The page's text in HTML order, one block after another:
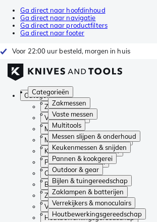
Ga direct naar hoofdinhoud
Ga direct naar navigatie
Ga direct naar productfilters
Ga direct naar footer
Voor 22:00 uur besteld, morgen in huis
Categorieën
Zakmessen
Vaste messen
Multitools
Messen slijpen & onderhoud
Keukenmessen & snijden
Pannen & kookgerei
Outdoor & gear
Bijlen & tuingereedschap
Zaklampen & batterijen
Verrekijkers & monoculairs
Houtbewerkingsgereedschap
Categorieën
Zakmessen
Vaste messen
Multitools
Messen slijpen & onderhoud
Keukenmessen & snijden
Pannen & kookgerei
Outdoor & gear
Bijlen & tuingereedschap
Zaklampen & batterijen
Verrekijkers & monoculairs
Houtbewerkingsgereedschap